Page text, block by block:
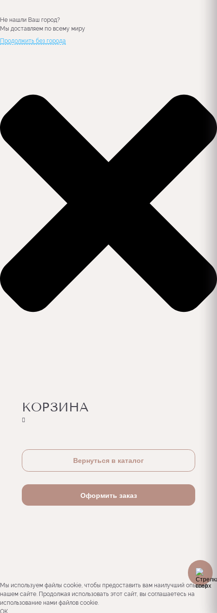
Не нашли Ваш город?
Мы доставляем по всему миру
Продолжить без города
КОРЗИНА
Вернуться в каталог
Оформить заказ
Мы используем файлы cookie, чтобы предоставить вам наилучший опыт на
нашем сайте. Продолжая использовать этот сайт, вы соглашаетесь на
использование нами файлов cookie.